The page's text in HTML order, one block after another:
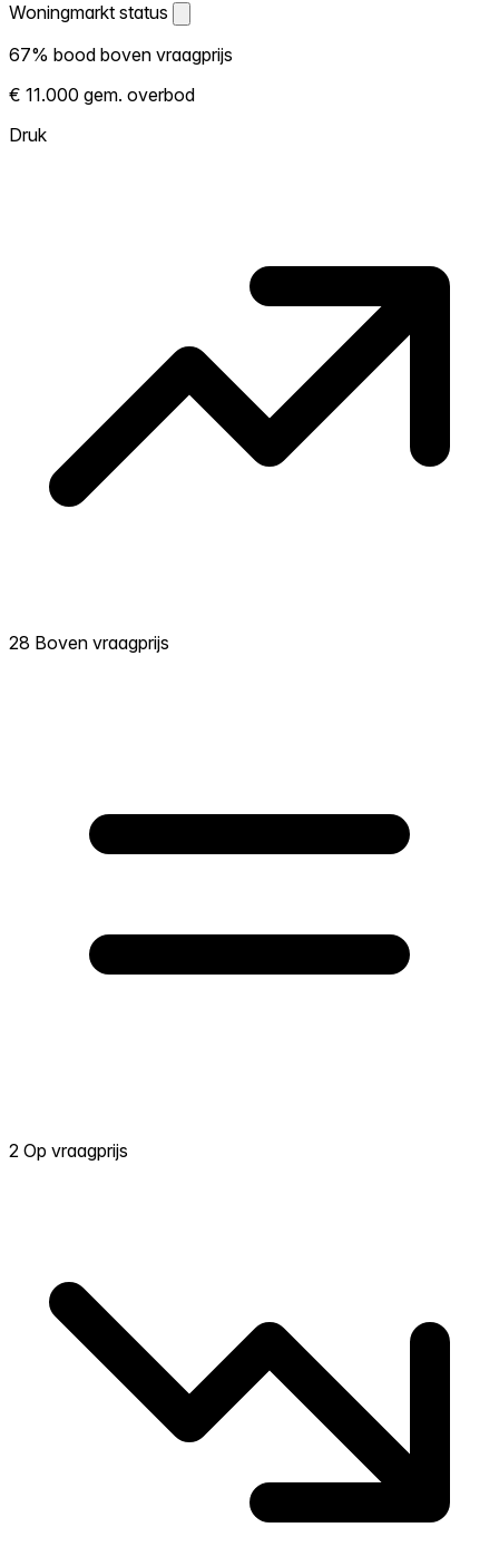
Woningmarkt status
Woningmarkt status
Laat zien hoe competitief de markt hier is.
Hoe meer woningen boven vraagprijs
verkopen, hoe heter. Heet? Verwacht
67% bood boven vraagprijs
€ 11.000 gem. overbod
Druk
28 Boven vraagprijs
2 Op vraagprijs